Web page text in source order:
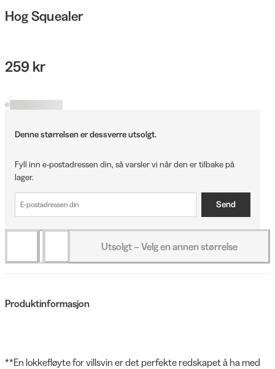
Hog Squealer
259 kr
Denne størrelsen er dessverre utsolgt.
Fyll inn e-postadressen din, så varsler vi når den er tilbake på
lager.
Send
Utsolgt – Velg en annen størrelse
Produktinformasjon
**En lokkefløyte for villsvin er det perfekte redskapet å ha med